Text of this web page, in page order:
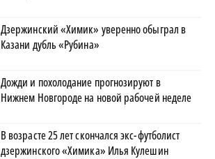
Дзержинский «Химик» уверенно обыграл в
Казани дубль «Рубина»
Дожди и похолодание прогнозируют в
Нижнем Новгороде на новой рабочей неделе
В возрасте 25 лет скончался экс-футболист
дзержинского «Химика» Илья Кулешин